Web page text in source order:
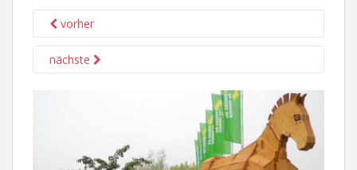
vorher
nächste